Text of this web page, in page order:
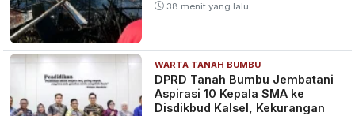
38 menit yang lalu
WARTA TANAH BUMBU
DPRD Tanah Bumbu Jembatani
Aspirasi 10 Kepala SMA ke
Disdikbud Kalsel, Kekurangan